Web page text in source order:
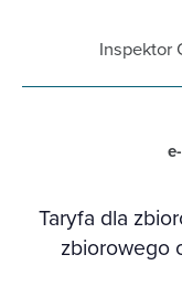
Inspektor
Taryfa dla
zbiorowego